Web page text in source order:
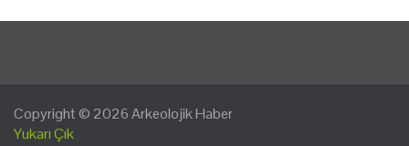
Copyright © 2026Arkeolojik Haber
Yukarı Çık